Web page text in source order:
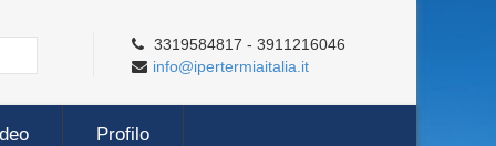
3319584817 - 3911216046
info@ipertermiaitalia.it
Profilo